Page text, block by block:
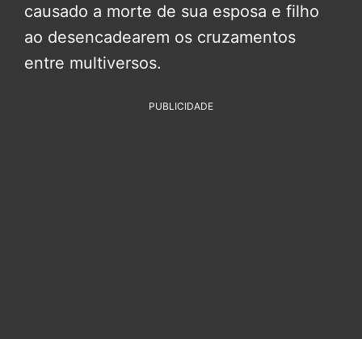
causado a morte de sua esposa e filho
ao desencadearem os cruzamentos
entre multiversos.
PUBLICIDADE